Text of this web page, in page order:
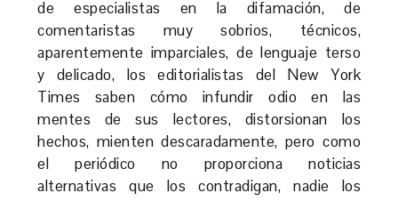
de especialistas en la difamación, de
comentaristas muy sobrios, técnicos,
aparentemente imparciales, de lenguaje terso
y delicado, los editorialistas del New York
Times saben cómo infundir odio en las
mentes de sus lectores, distorsionan los
hechos, mienten descaradamente, pero como
el periódico no proporciona noticias
alternativas que los contradigan, nadie los